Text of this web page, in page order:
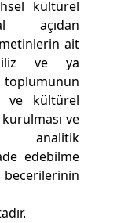
kültürel
açıdan
ait
ve ya
ve kültürel
kurulması ve
analitik
edebilme